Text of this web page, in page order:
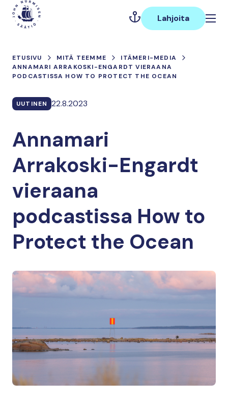
Hyppää
sisältöön
Päävalikko
Lahjoita
ETUSIVU MITÄ TEEMME
ITÄMERI-MEDIA
ANNAMARI ARRAKOSKI-ENGARDT VIERAANA
PODCASTISSA HOW TO PROTECT THE OCEAN
UUTINEN 22.8.2023
Annamari
Arrakoski-Engardt
vieraana
podcastissa How to
Protect the Ocean